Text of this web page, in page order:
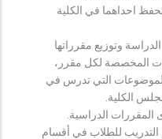
احداهما في الكلية
الدراسة وتوزيع مقرراتها
المخصصة لكل مقرر،
التي تدرس في
الكلية.
الدراسية.
التدريب للطلاب في أقسام